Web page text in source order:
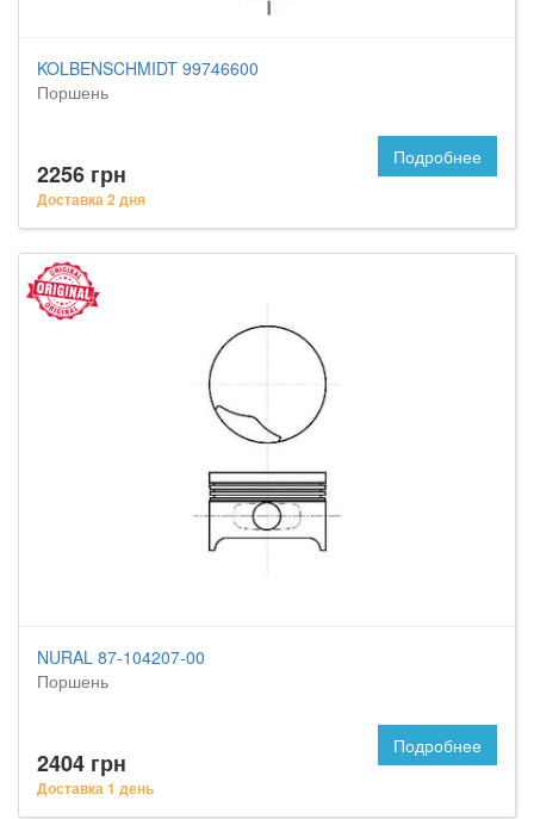
KOLBENSCHMIDT 99746600
Поршень
2256 грн
Доставка 2 дня
Подробнее
NURAL 87-104207-00
Поршень
2404 грн
Доставка 1 день
Подробнее